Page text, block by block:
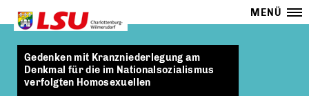
MENÜ
Gedenken mit Kranzniederlegung am
Denkmal für die im Nationalsozialismus
verfolgten Homosexuellen